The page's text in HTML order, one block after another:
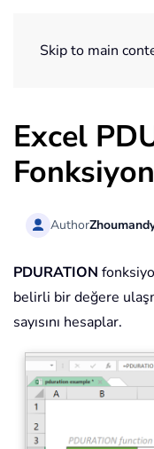
Skip to main
Excel
Author
PDURATION
belirli bir değere
sayısını hesaplar.